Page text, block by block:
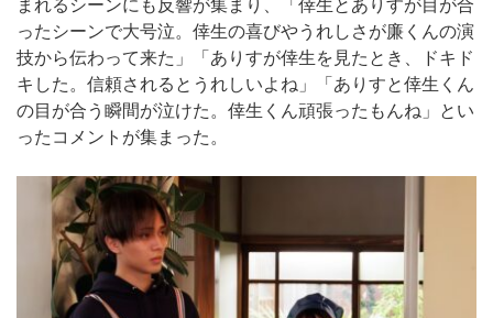
まれるシーンにも反響が集まり、「倖生とありすが目が合
ったシーンで大号泣。倖生の喜びやうれしさが廉くんの演
技から伝わって来た」「ありすが倖生を見たとき、ドキド
キした。信頼されるとうれしいよね」「ありすと倖生くん
の目が合う瞬間が泣けた。倖生くん頑張ったもんね」とい
ったコメントが集まった。